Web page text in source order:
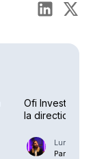
Ofi Invest AM
la direction
Lundi 4
Par